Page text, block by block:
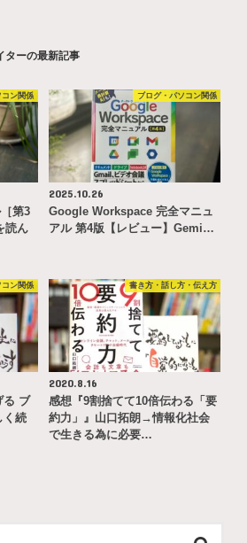
ターの最新記事
コン関係
第3
読ん
ブログ・パソコン関係
2025.10.26
Google Workspace 完全マニュ
アル 第4版【レビュー】Gemi…
コン関係
る ブ
く続
書き方・話し方・伝え方
2020.8.16
感想『9割捨てて10倍伝わる「要
約力」』山口拓朗→情報化社会
で生きる為に必要…